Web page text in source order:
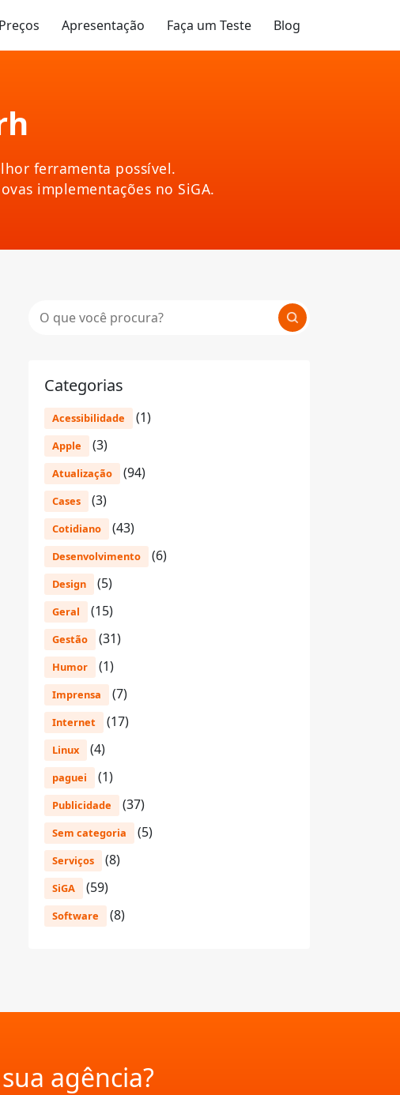
Apresentação Faça um Teste Blog
ferramenta possível.
implementações no SiGA.
Categorias
Acessibilidade (1)
Apple (3)
Atualização (94)
Cases (3)
Cotidiano (43)
Desenvolvimento (6)
Design (5)
Geral (15)
Gestão (31)
Humor (1)
Imprensa (7)
Internet (17)
Linux (4)
paguei (1)
Publicidade (37)
Sem categoria (5)
Serviços (8)
SiGA (59)
Software (8)
agência?